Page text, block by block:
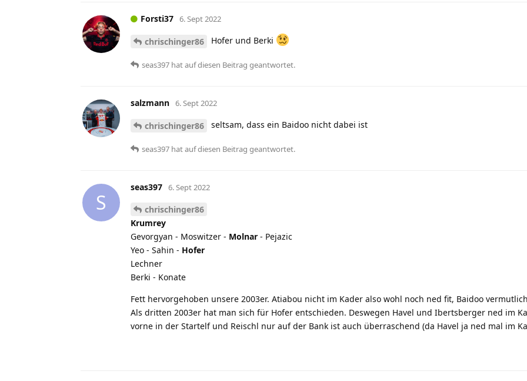
Forsti37 6. Sept 2022
chrischinger86 Hofer und Berki
seas397 hatauf diesen Beitrag geantwortet.
salzmann 6. Sept 2022
chrischinger86 seltsam, dass ein Baidoo nicht dabei ist
seas397 hatauf diesen Beitrag geantwortet.
S
seas397 6. Sept 2022
chrischinger86
Krumrey
Gevorgyan - Moswitzer - Molnar - Pejazic
Yeo - Sahin - Hofer
Lechner
Berki - Konate
Fett hervorgehoben unsere 2003er. Atiabou nicht im Kader also wohl noch ned fit, Baidoo
Als dritten 2003er hat man sich für Hofer entschieden. Deswegen Havel und Ibertsberger ned im
vorne in der Startelf und Reischl nur auf der Bank ist auch überraschend (da Havel ja ned mal im